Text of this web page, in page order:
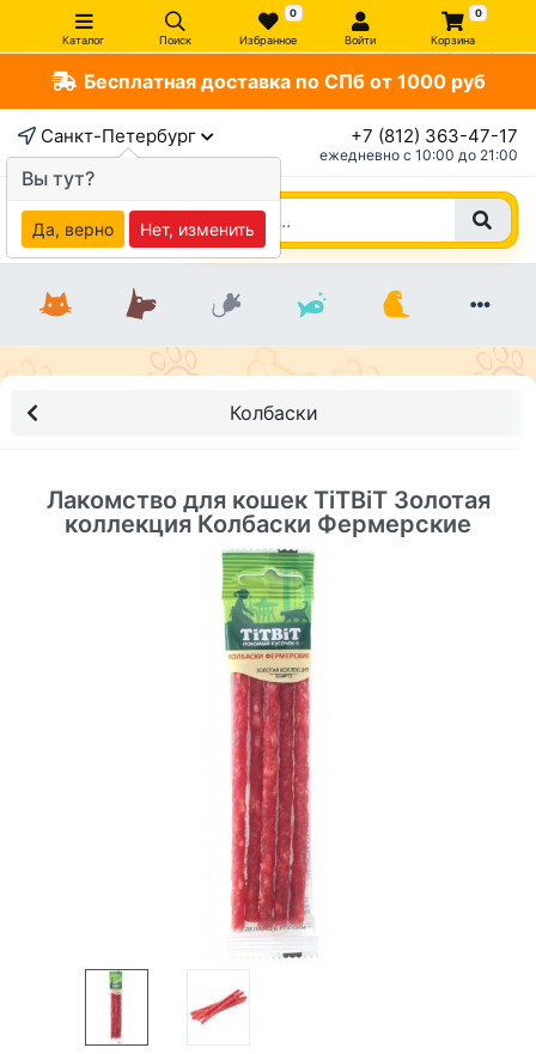
Каталог Поиск
0
Избранное Войти
0
Корзина
Бесплатная доставка по СПб от 1000 руб
Санкт-Петербург +7 (812) 363-47-17
ежедневно c 10:00 до 21:00
Колбаски
Лакомство для кошек TiTBiT Золотая
коллекция Колбаски Фермерские
Вы тут?
Да, верно Нет, изменить